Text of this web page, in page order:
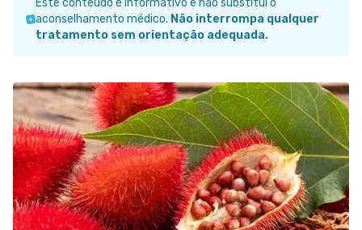
Este conteúdo é informativo e não substitui o
aconselhamento médico. Não interrompa qualquer
tratamento sem orientação adequada.